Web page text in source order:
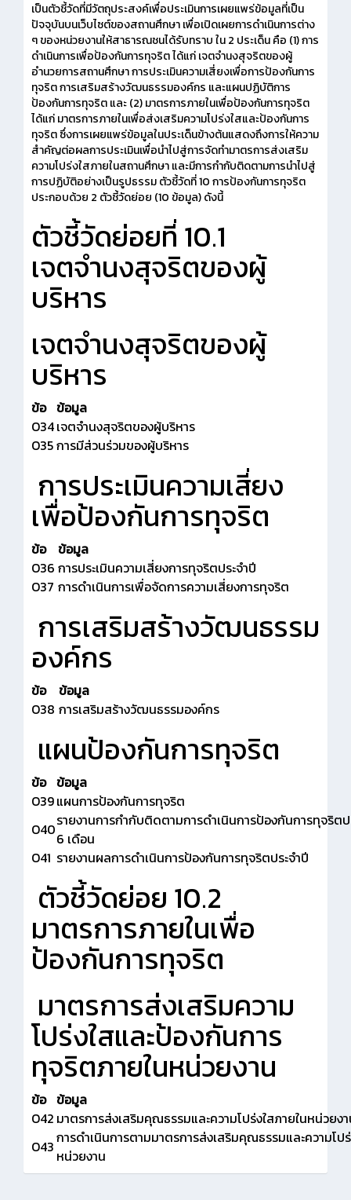
เป็นตัวชี้วัดที่มีวัตถุประสงค์เพื่อประเมินการเผยแพร่ข้อมูลที่เป็น
ปัจจุบันบนเว็บไซต์ของสถานศึกษา เพื่อเปิดเผยการดำเนินการต่าง
ๆ ของหน่วยงานให้สาธารณชนได้รับทราบ ใน 2 ประเด็น คือ (1) การ
ดำเนินการเพื่อป้องกันการทุจริต ได้แก่ เจตจำนงสุจริตของผู้
อำนวยการสถานศึกษา การประเมินความเสี่ยงเพื่อการป้องกันการ
ทุจริต การเสริมสร้างวัฒนธรรมองค์กร และแผนปฏิบัติการ
ป้องกันการทุจริต และ (2) มาตรการภายในเพื่อป้องกันการทุจริต
ได้แก่ มาตรการภายในเพื่อส่งเสริมความโปร่งใสและป้องกันการ
ทุจริต ซึ่งการเผยแพร่ข้อมูลในประเด็นข้างต้นแสดงถึงการให้ความ
สำคัญต่อผลการประเมินเพื่อนำไปสู่การจัดทำมาตรการส่งเสริม
ความโปร่งใสภายในสถานศึกษา และมีการกำกับติดตามการนำไปสู่
การปฏิบัติอย่างเป็นรูปธรรม ตัวชี้วัดที่ 10 การป้องกันการทุจริต
ประกอบด้วย 2 ตัวชี้วัดย่อย (10 ข้อมูล) ดังนี้
ตัวชี้วัดย่อยที่ 10.1
เจตจำนงสุจริตของผู้
บริหาร
เจตจำนงสุจริตของผู้
บริหาร
ข้อ ข้อมูล
O34เจตจำนงสุจริตของผู้บริหาร
O35การมีส่วนร่วมของผู้บริหาร
การประเมินความเสี่ยง
เพื่อป้องกันการทุจริต
ข้อ
ข้อมูล
O36 การประเมินความเสี่ยงการทุจริตประจำปี
O37 การดำเนินการเพื่อจัดการความเสี่ยงการทุจริต
การเสริมสร้างวัฒนธรรม
องค์กร
ข้อ
ข้อมูล
O38 การเสริมสร้างวัฒนธรรมองค์กร
แผนป้องกันการทุจริต
ข้อ ข้อมูล
O39แผนการป้องกันการทุจริต
O40รายงานการกำกับติดตามการดำเนินการป้องกันการทุจริต
6 เดือน
O41 รายงานผลการดำเนินการป้องกันการทุจริตประจำปี
ตัวชี้วัดย่อย 10.2
มาตรการภายในเพื่อ
ป้องกันการทุจริต
มาตรการส่งเสริมความ
โปร่งใสและป้องกันการ
ทุจริตภายในหน่วยงาน
ข้อ ข้อมูล
O42 มาตรการส่งเสริมคุณธรรมและความโปร่งใสภายในหน่วยง
O43การดำเนินการตามมาตรการส่งเสริมคุณธรรมและความโป
หน่วยงาน